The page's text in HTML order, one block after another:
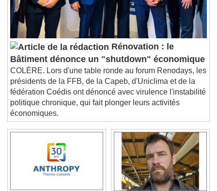
subtitles settings
, opens subtitles
settings dialog
subtitles off
, selected
Audio Track
Picture-in-Picture
Fullscreen
This is a modal window.
Beginning of dialog window. Escape will cancel
and close the window.
Text
Color Opacity
Text Background
Color
Caption Area Background
Rénovation : le
Bâtiment dénonce un "shutdown" économique
COLÈRE. Lors d'une table ronde au forum Renodays, les
présidents de la FFB, de la Capeb, d'Uniclima et de la
fédération Coédis ont dénoncé avec virulence l'instabilité
politique chronique, qui fait plonger leurs activités
économiques.